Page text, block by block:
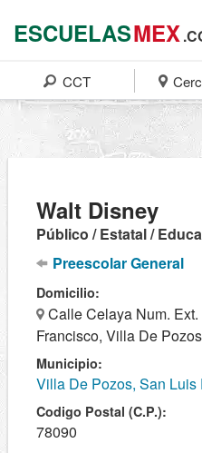
ESCUELASMEX
CCT
Walt Disney
Público / Estatal /
Preescolar General
Domicilio:
Calle Celaya Num.
Francisco, Villa De Pozos
Municipio:
Villa De Pozos, San Luis
Codigo Postal (C.P.):
78090